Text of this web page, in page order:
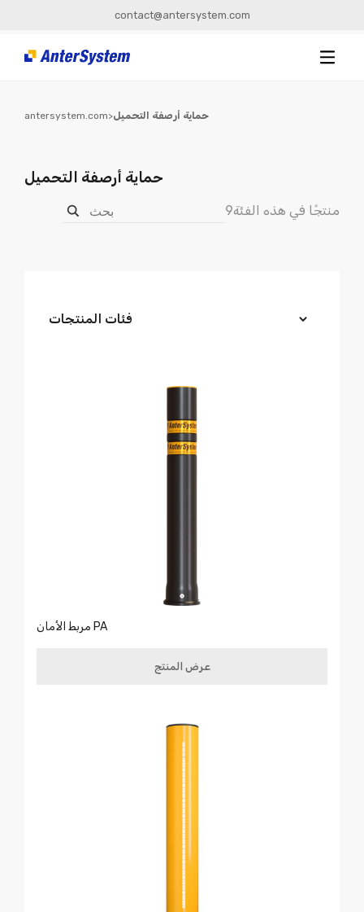
contact@antersystem.com
antersystem.com>حماية أرصفة التحميل
حماية أرصفة التحميل
9منتجًا في هذه الفئة
فئات المنتجات
مربط الأمان PA
عرض المنتج